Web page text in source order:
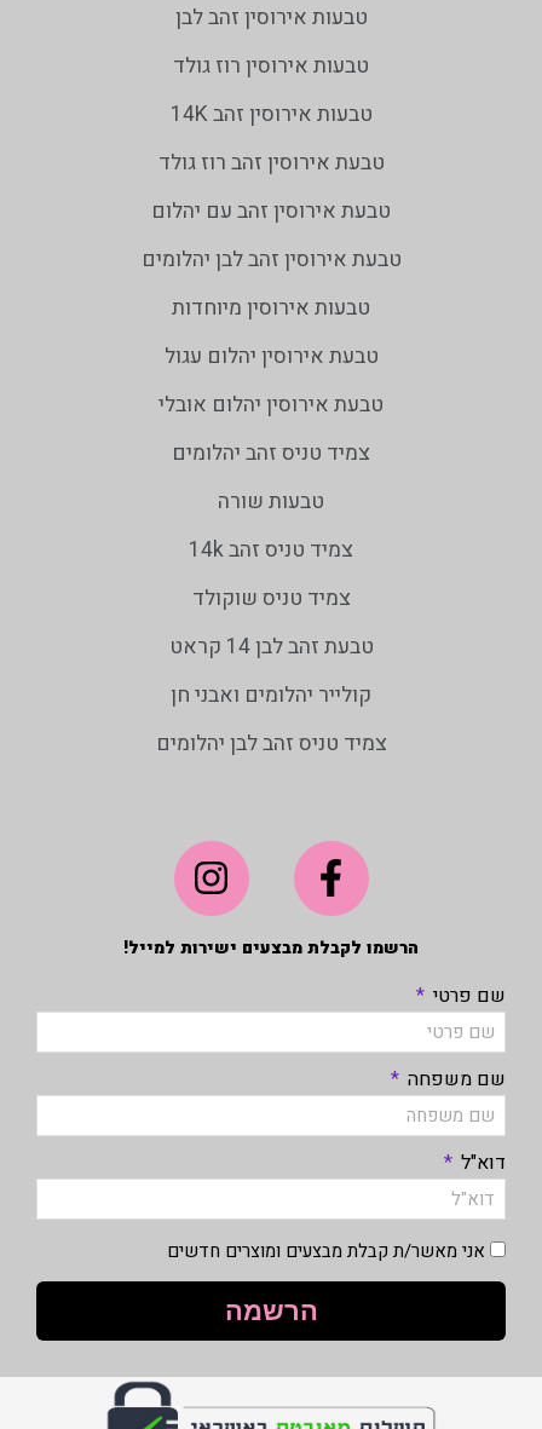
הרשמו לקבלת מבצעים ישירות למייל!
שם פרטי
שם משפחה
דוא"ל
אני מאשר/ת קבלת מבצעים ומוצרים חדשים
הרשמה
טבעות אירוסין זהב לבן
טבעות אירוסין רוז גולד
טבעות אירוסין זהב 14K
טבעת אירוסין זהב רוז גולד
טבעת אירוסין זהב עם יהלום
טבעת אירוסין זהב לבן יהלומים
טבעות אירוסין מיוחדות
טבעת אירוסין יהלום עגול
טבעת אירוסין יהלום אובלי
צמיד טניס זהב יהלומים
טבעות שורה
צמיד טניס זהב 14k
צמיד טניס שוקולד
טבעת זהב לבן 14 קראט
קולייר יהלומים ואבני חן
צמיד טניס זהב לבן יהלומים